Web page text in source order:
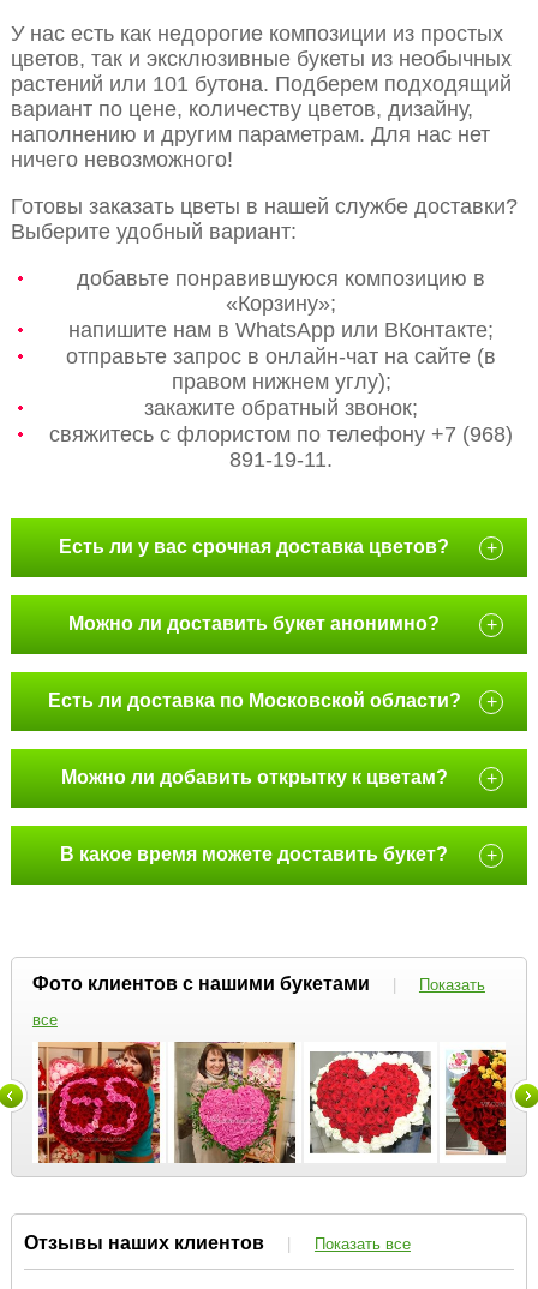
У нас есть как недорогие композиции из простых
цветов, так и эксклюзивные букеты из необычных
растений или 101 бутона. Подберем подходящий
вариант по цене, количеству цветов, дизайну,
наполнению и другим параметрам. Для нас нет
ничего невозможного!
Готовы заказать цветы в нашей службе доставки?
Выберите удобный вариант:
добавьте понравившуюся композицию в
«Корзину»;
напишите нам в WhatsApp или ВКонтакте;
отправьте запрос в онлайн-чат на сайте (в
правом нижнем углу);
закажите обратный звонок;
свяжитесь с флористом по телефону +7 (968)
891-19-11.
Есть ли у вас срочная доставка цветов? +
Можно ли доставить букет анонимно? +
Есть ли доставка по Московской области? +
Можно ли добавить открытку к цветам? +
В какое время можете доставить букет? +
Фото клиентов с нашими букетами |
Показать
все
Отзывы наших клиентов | Показать все